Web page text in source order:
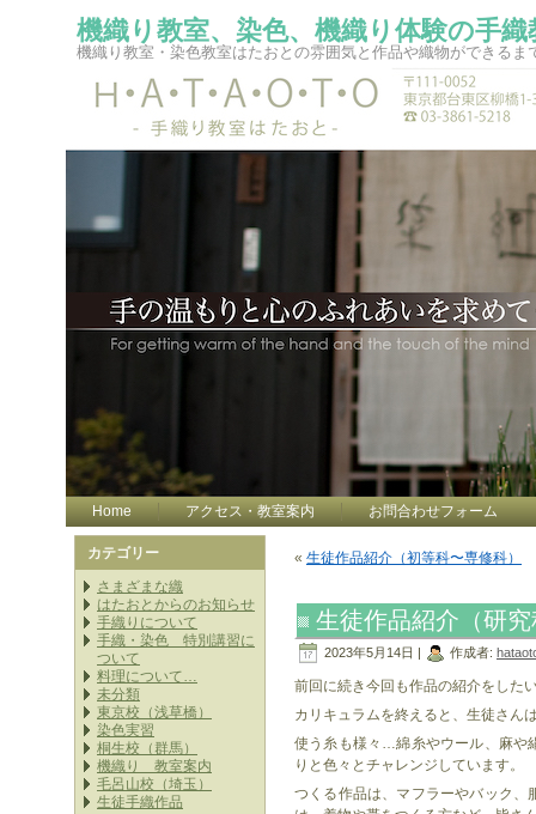
機織り教室、染色、機織り体験の手
機織り教室・染色教室はたおとの雰囲気と作品や織物ができるま
Home アクセス・教室案内 お問合わせフォーム
カテゴリー
さまざまな織
はたおとからのお知らせ
手織りについて
手織・染色 特別講習に
ついて
料理について…
未分類
東京校（浅草橋）
染色実習
桐生校（群馬）
機織り 教室案内
毛呂山校（埼玉）
生徒手織作品
« 生徒作品紹介（初等科〜専修科）
生徒作品紹介（研
2023年5月14日 | 作成者:
前回に続き今回も作品の紹介をした
カリキュラムを終えると、生徒さん
使う糸も様々…綿糸やウール、麻や
りと色々とチャレンジしています。
つくる作品は、マフラーやバック、